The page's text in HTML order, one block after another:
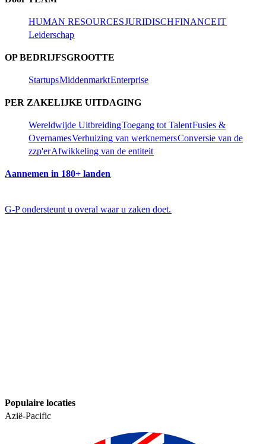
HUMAN RESOURCES​​JURIDISCH​​FINANCE​​IT​​
Leiderschap​​
OP BEDRIJFSGROOTTE​​
Startups​​Middenmarkt​​Enterprise​​
PER ZAKELIJKE UITDAGING​​
Wereldwijde Uitbreiding​​Toegang tot Talent​​Fusies &
Overnames​​Verhuizing van werknemers​​Conversie van de
zzp'er​​Afwikkeling van de entiteit​​
Aannemen in 180+ landen​​
G-P ondersteunt u overal waar u zaken doet.​​
Populaire locaties​​
Azië-Pacific​​